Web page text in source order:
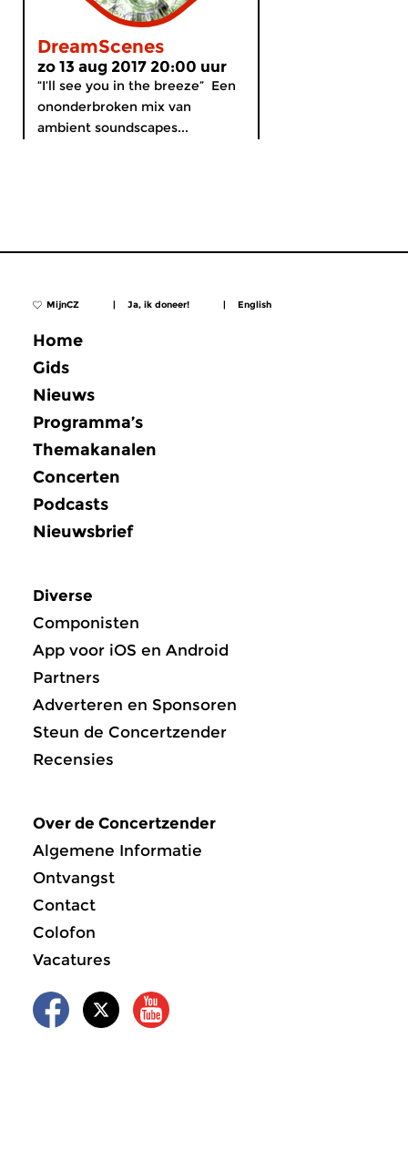
DreamScenes
zo 13 aug 2017 20:00 uur
“I’ll see you in the breeze” Een
ononderbroken mix van
ambient soundscapes...
MijnCZ | Ja, ik doneer! | English
Home
Gids
Nieuws
Programma’s
Themakanalen
Concerten
Podcasts
Nieuwsbrief
Diverse
Componisten
App voor iOS en Android
Partners
Adverteren en Sponsoren
Steun de Concertzender
Recensies
Over de Concertzender
Algemene Informatie
Ontvangst
Contact
Colofon
Vacatures